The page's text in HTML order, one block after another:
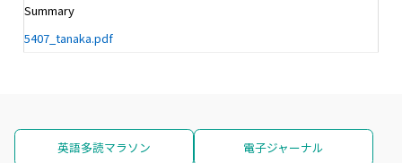
Summary
5407_tanaka.pdf
英語多読マラソン 電子ジャーナル